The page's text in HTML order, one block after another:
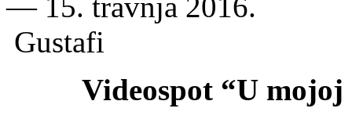
Gustafi
Videospot “U